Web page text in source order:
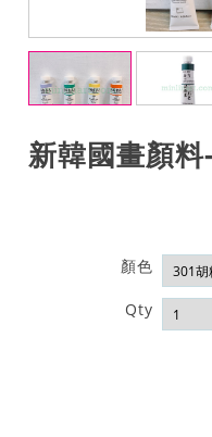
新韓國畫顏
顏色
Qty